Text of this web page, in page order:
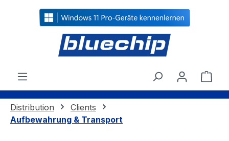
springen
Distribution
Clients
Aufbewahrung & Transport